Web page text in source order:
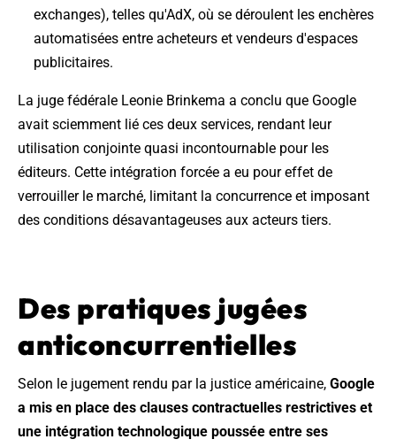
exchanges), telles qu'AdX, où se déroulent les enchères
automatisées entre acheteurs et vendeurs d'espaces
publicitaires.
La juge fédérale Leonie Brinkema a conclu que Google
avait sciemment lié ces deux services, rendant leur
utilisation conjointe quasi incontournable pour les
éditeurs. Cette intégration forcée a eu pour effet de
verrouiller le marché, limitant la concurrence et imposant
des conditions désavantageuses aux acteurs tiers.
Des pratiques jugées
anticoncurrentielles
Selon le jugement rendu par la justice américaine, Google
a mis en place des clauses contractuelles restrictives et
une intégration technologique poussée entre ses